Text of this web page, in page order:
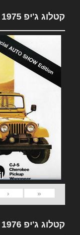
קטלוג ג'יפ 1975
«
‹
קטלוג ג'יפ 1976